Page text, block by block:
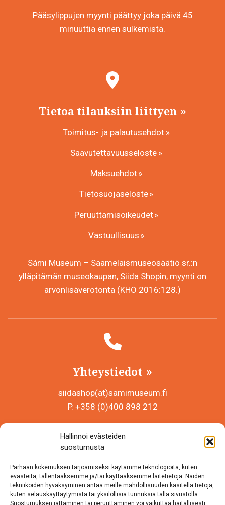
Hallinnoi evästeiden
suostumusta
Parhaan kokemuksen tarjoamiseksi käytämme teknologioita, kuten
evästeitä, tallentaaksemme ja/tai käyttääksemme laitetietoja. Näiden
tekniikoiden hyväksyminen antaa meille mahdollisuuden käsitellä tietoja,
kuten selauskäyttäytymistä tai yksilöllisiä tunnuksia tällä sivustolla.
Suostumuksen jättäminen tai peruuttaminen voi vaikuttaa haitallisesti
Pääsylippujen myynti päättyy joka päivä 45
minuuttia ennen sulkemista.
Tietoa tilauksiin liittyen
Toimitus- ja palautusehdot
Saavutettavuusseloste
Maksuehdot
Tietosuojaseloste
Peruuttamisoikeudet
Vastuullisuus
Sámi Museum – Saamelaismuseosäätiö sr.:n
ylläpitämän museokaupan, Siida Shopin, myynti on
arvonlisäverotonta (KHO 2016:128.)
Yhteystiedot
siidashop(at)samimuseum.fi
P. +358 (0)400 898 212
Y-tunnus 0625907-2
Inarintie 46
99870 Inari